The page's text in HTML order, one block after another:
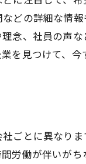
どの詳細な情
念、社員の声
を見つけて、今
ごとに異なり
労働が伴いが